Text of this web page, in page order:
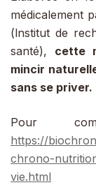
médicalement
(lnstitut de
santé), cette
mincir
sans se priver.
Pour
https://
chrono-
vie.html